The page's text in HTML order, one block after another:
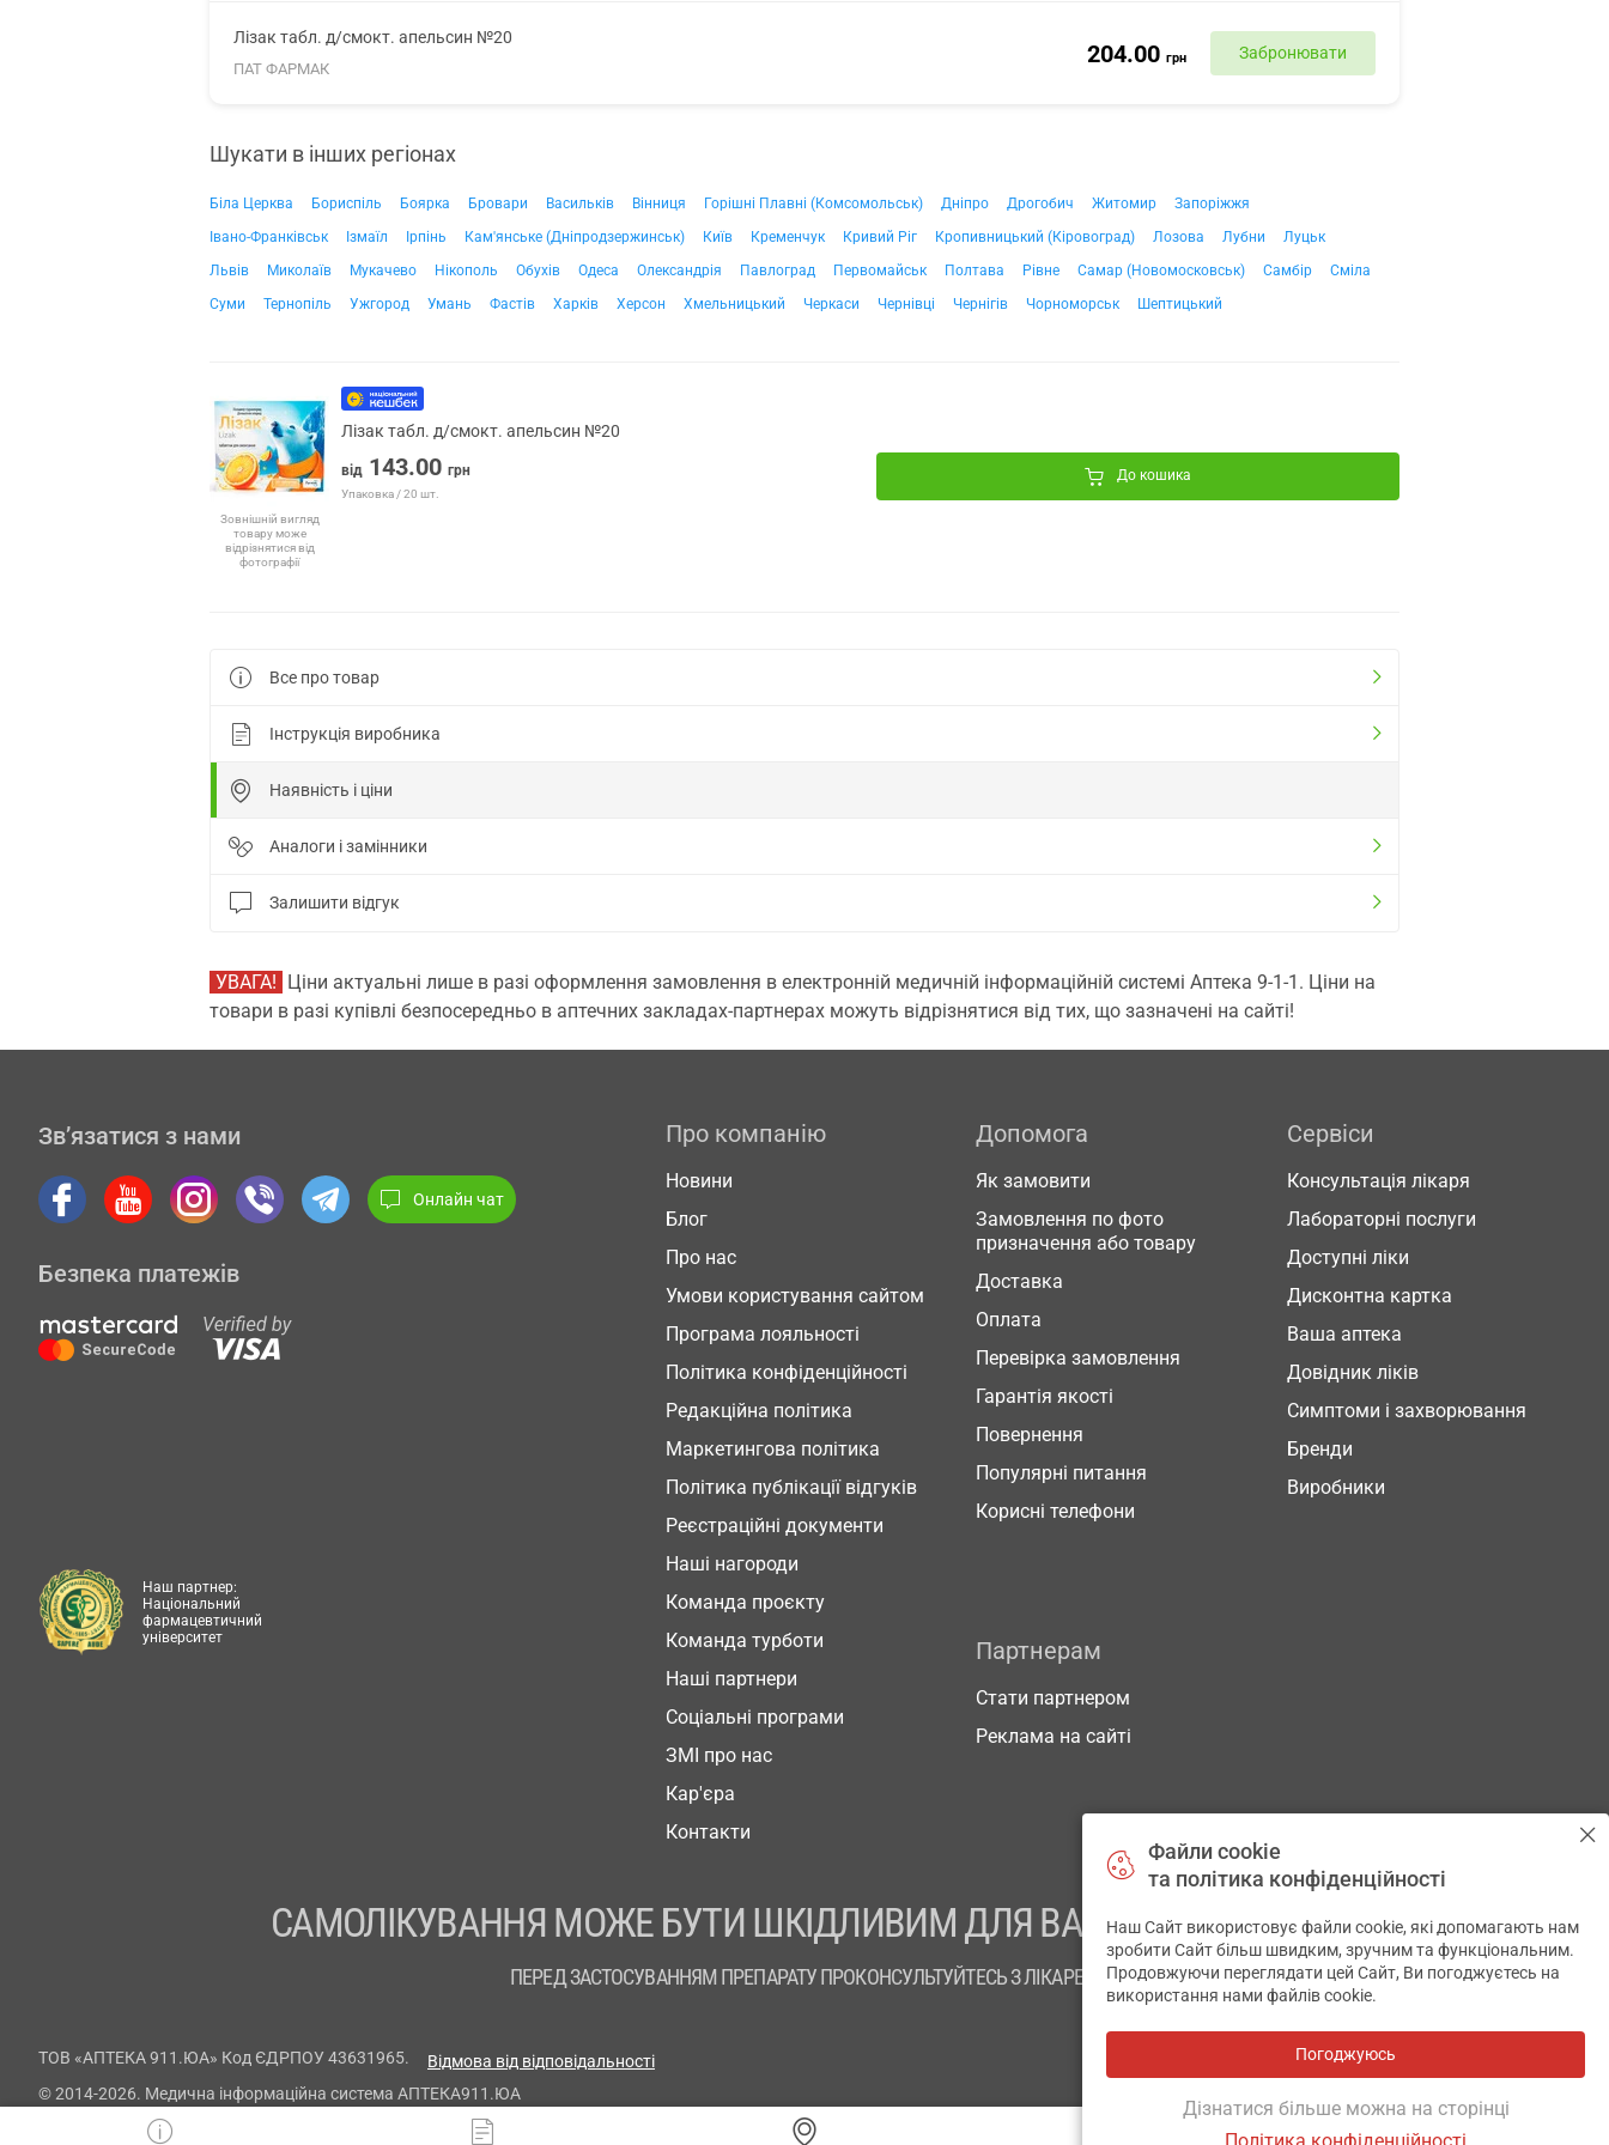
Лізак табл. д/смокт. апельсин №20
ПАТ ФАРМАК
204.00 грн Забронювати
Шукати в інших регіонах
Біла Церква Бориспіль Боярка Бровари Васильків Вінниця Горішні Плавні (Комсомольськ) Дніпро Дрогобич Житомир
Запоріжжя
Івано-Франківськ
Ізмаїл Ірпінь Кам'янське (Дніпродзержинськ) Київ Кременчук Кривий Ріг Кропивницький (Кіровоград) Лозова Лубни
Луцьк
Львів
Миколаїв Мукачево Нікополь Обухів Одеса Олександрія Павлоград Первомайськ Полтава Рівне Самар (Новомосковськ) Самбір
Сміла
Суми
Тернопіль Ужгород Умань Фастів Харків Херсон Хмельницький Черкаси Чернівці Чернігів Чорноморськ Шептицький
Зовнішній вигляд
товару може
відрізнятися від
фотографії
Лізак табл. д/смокт. апельсин №20
від 143.00 грн
Упаковка / 20 шт.
До кошика
Все про товар
Інструкція виробника
Наявність і ціни
Аналоги і замінники
Залишити відгук
УВАГА! Ціни актуальні лише в разі оформлення замовлення в електронній медичній інформаційній системі Аптека 9-1-1. Ціни на
товари в разі купівлі безпосередньо в аптечних закладах-партнерах можуть відрізнятися від тих, що зазначені на сайті!
Зв’язатися з нами
Онлайн чат
Безпека платежів
Про компанію
Новини
Блог
Про нас
Умови користування сайтом
Програма лояльності
Політика конфіденційності
Редакційна політика
Маркетингова політика
Політика публікації відгуків
Реєстраційні документи
Наші нагороди
Команда проєкту
Команда турботи
Наші партнери
Соціальні програми
ЗМІ про нас
Кар'єра
Контакти
Допомога
Як замовити
Замовлення по фото
призначення або товару
Доставка
Оплата
Перевірка замовлення
Гарантія якості
Повернення
Популярні питання
Корисні телефони
Сервіси
Консультація лікаря
Лабораторні послуги
Доступні ліки
Дисконтна картка
Ваша аптека
Довідник ліків
Симптоми і захворювання
Бренди
Виробники
Партнерам
Стати партнером
Реклама на сайті
Наш партнер:
Національний
фармацевтичний
університет
САМОЛІКУВАННЯ МОЖЕ БУТИ ШКІДЛИВИМ ДЛЯ ВАШОГО ЗДОРОВ’Я
ПЕРЕД ЗАСТОСУВАННЯМ ПРЕПАРАТУ ПРОКОНСУЛЬТУЙТЕСЬ З ЛІКАРЕМ
ТОВ «АПТЕКА 911.ЮА» Код ЄДРПОУ 43631965.
Відмова від відповідальності
© 2014-2026. Медична інформаційна система АПТЕКА911.ЮА
Файли cookie
та політика конфіденційності
Наш Сайт використовує файли cookie, які допомагають нам
зробити Сайт більш швидким, зручним та функціональним.
Продовжуючи переглядати цей Сайт, Ви погоджуєтесь на
використання нами файлів cookie.
Погоджуюсь
Дізнатися більше можна на сторінці
✕